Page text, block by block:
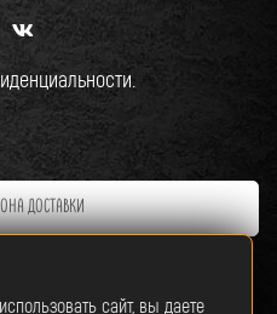
ДОСТАВКИ
сайт, вы даете